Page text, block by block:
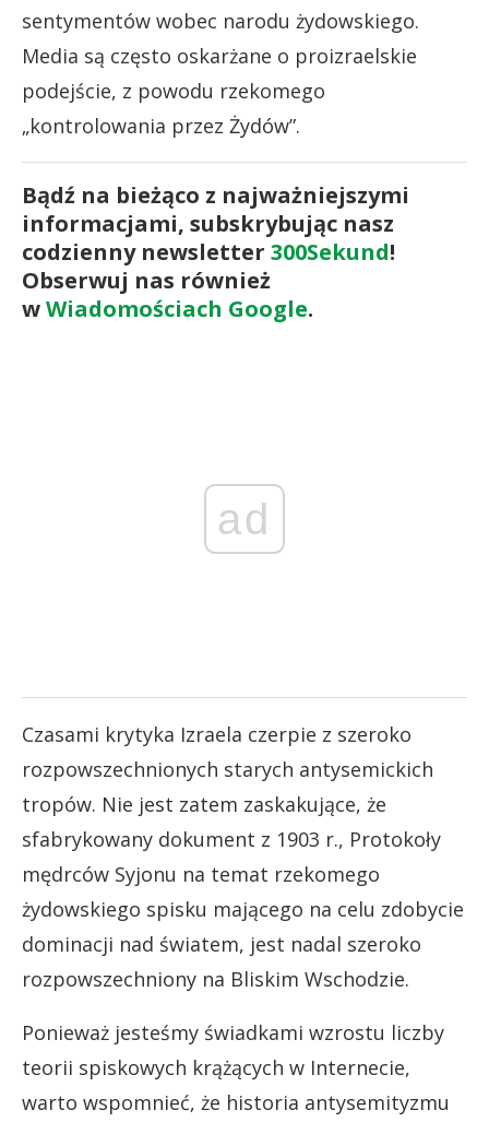
sentymentów wobec narodu żydowskiego.
Media są często oskarżane o proizraelskie
podejście, z powodu rzekomego
„kontrolowania przez Żydów”.
Bądź na bieżąco z najważniejszymi
informacjami, subskrybując nasz
codzienny newsletter 300Sekund!
Obserwuj nas również
wWiadomościach Google.
ad
Czasami krytyka Izraela czerpie z szeroko
rozpowszechnionych starych antysemickich
tropów. Nie jest zatem zaskakujące, że
sfabrykowany dokument z 1903 r., Protokoły
mędrców Syjonu na temat rzekomego
żydowskiego spisku mającego na celu zdobycie
dominacji nad światem, jest nadal szeroko
rozpowszechniony na Bliskim Wschodzie.
Ponieważ jesteśmy świadkami wzrostu liczby
teorii spiskowych krążących w Internecie,
warto wspomnieć, że historia antysemityzmu